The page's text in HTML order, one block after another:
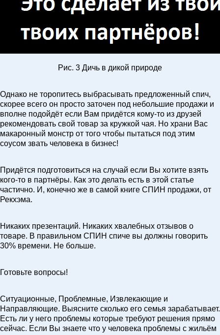
Рис. 3 Дичь в дикой природе
Однако не торопитесь выбрасывать предложенный спич,
скорее всего он просто заточен под небольшие продажи и
вполне подойдёт если Вам придётся кому-то из друзей
рекомендовать свой товар за кружкой чая. Но храни Вас
макаронный монстр от того чтобы пытаться под этим
соусом звать человека в бизнес!
Придётся подготовиться на случай если Вы хотите взять
кого-то в партнёры. Как это делать есть в этой статье
частично. И, конечно же в самой книге СПИН продажи, от
Рекхэма.
Никаких презентаций. Никаких хвалебных отзывов о
товаре. В правильном СПИН спиче вы должны говорить
30% времени. Не больше.
Готовьте вопросы!
Ситуационные, Проблемные, Извлекающие и
Направляющие. Выясните сколько его семья зарабатывает.
Есть ли у него проблемы которые требуют решения прямо
сейчас. Если Вы знаете что у человека проблемы с жильём